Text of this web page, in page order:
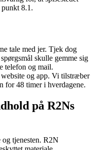
8.1.
tale med jer. Tjek dog
skulle gemme sig
telefon og mail.
og app. Vi tilstræber
for 48 timer i hverdagene.
på R2Ns
tjenesten. R2N